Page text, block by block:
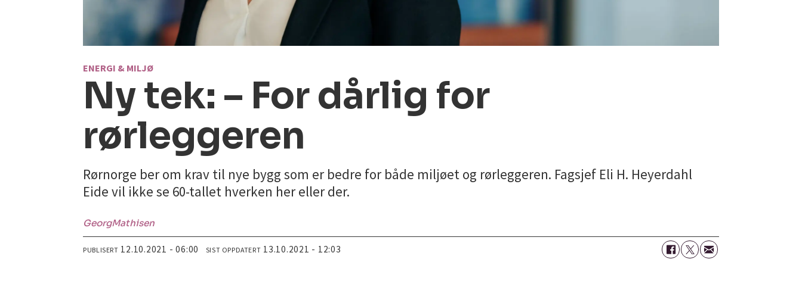
ENERGI & MILJØ
Ny tek: – For dårlig for
rørleggeren
Rørnorge ber om krav til nye bygg som er bedre for både miljøet og rørleggeren. Fagsjef Eli H. Heyerdahl
Eide vil ikke se 60-tallet hverken her eller der.
GeorgMathisen
PUBLISERT 12.10.2021 - 06:00 SIST OPPDATERT 13.10.2021 - 12:03